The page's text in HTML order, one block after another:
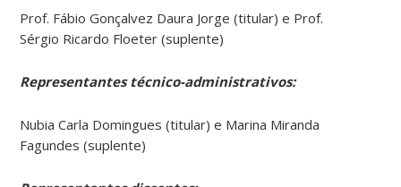
Prof. Fábio Gonçalvez Daura Jorge (titular) e Prof.
Sérgio Ricardo Floeter (suplente)
Representantes técnico-administrativos:
Nubia Carla Domingues (titular) e Marina Miranda
Fagundes (suplente)